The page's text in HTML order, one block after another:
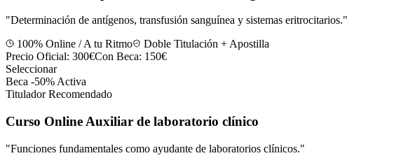
"Determinación de antígenos, transfusión sanguínea y sistemas eritrocitarios."
100% Online / A tu Ritmo
Doble Titulación + Apostilla
Precio Oficial: 300€Con Beca: 150€
Seleccionar
Beca -50% Activa
Titulador Recomendado
Curso Online Auxiliar de laboratorio clínico
"Funciones fundamentales como ayudante de laboratorios clínicos."